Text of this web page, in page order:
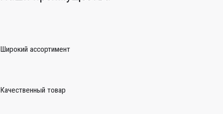
Широкий ассортимент
Качественный товар